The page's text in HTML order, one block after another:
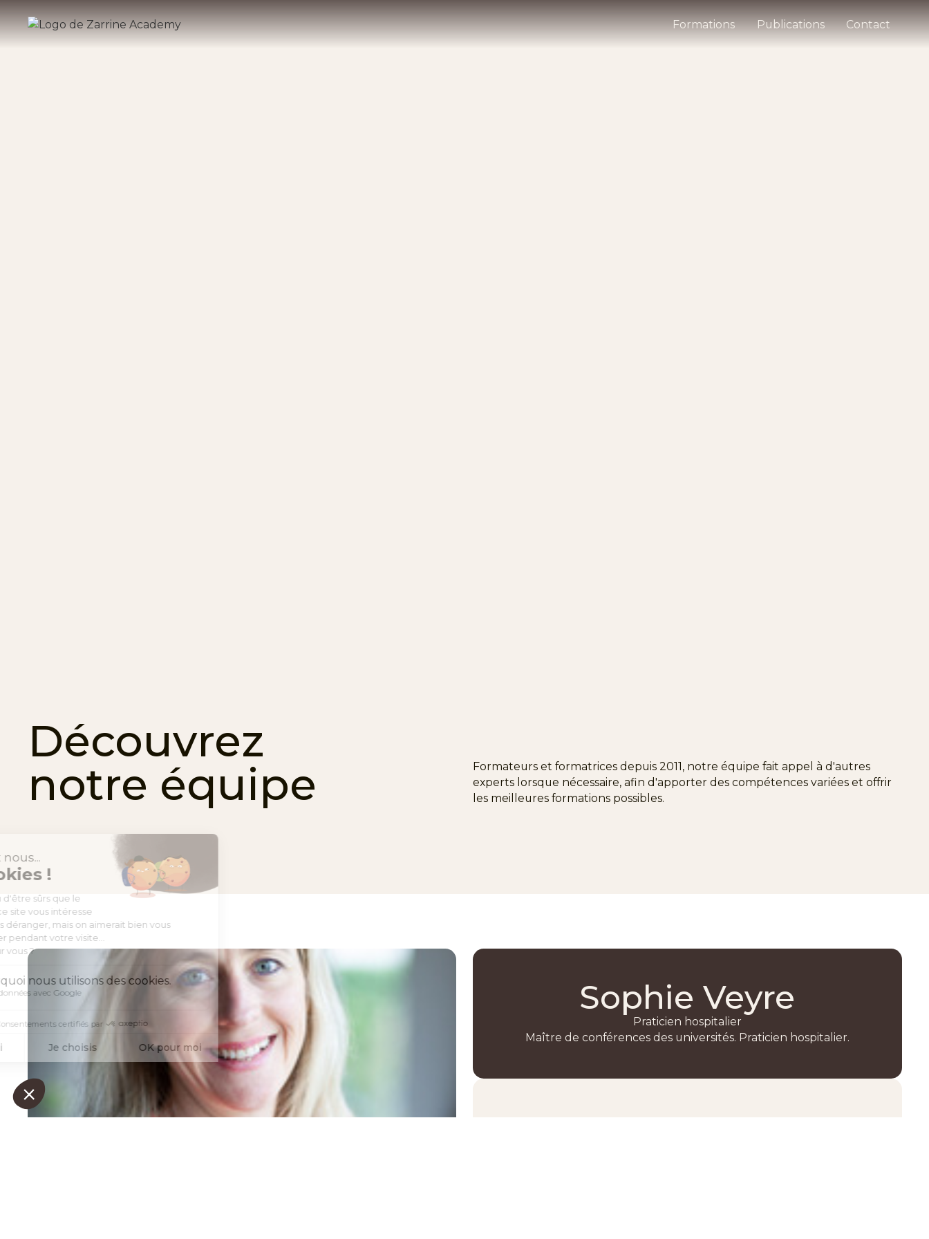
Formations Publications Contact
Découvrez
notre équipe
Formateurs et formatrices depuis 2011, notre équipe fait appel à d'autres
experts lorsque nécessaire, afin d'apporter des compétences variées et offrir
les meilleures formations possibles.
Sophie Veyre
Praticien hospitalier
Maître de conférences des universités. Praticien hospitalier.